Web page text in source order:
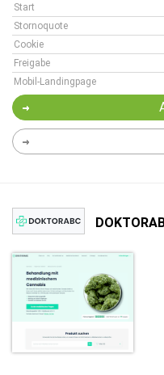
Start
Stornoquote
Cookie
Freigabe
Mobil-Landingpage